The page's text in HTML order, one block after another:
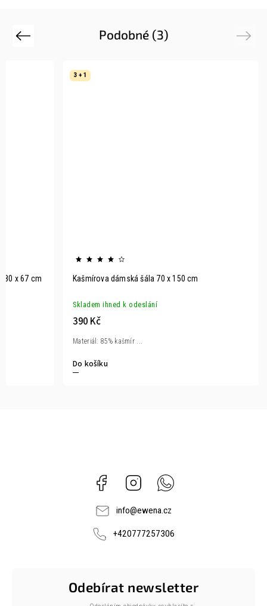
Podobné (3)
Previous
x 67 cm
3 + 1
Kašmírova dámská šála 70 x 150 cm
Skladem ihned k odeslání
390 Kč
Do košíku
Materiál: 85% kašmír ...
Next
Facebook Instagram
info@ewena.cz
+420777257306
Odebírat newsletter